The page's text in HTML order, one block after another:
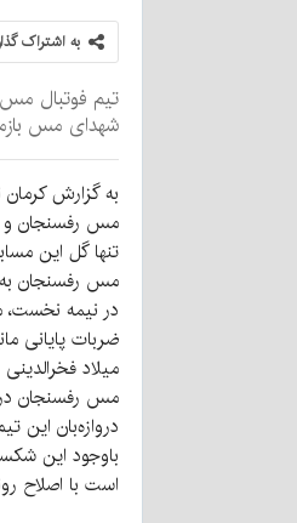
به اشتراک
تیم فوتبال
شهدای مس
مس رفسنجان و
مس رفسنجان
در نیمه نخست،
ضربات پایانی
میلاد
مس رفسنجان در
دروازه‌بان این
باوجود این
است با اصلاح